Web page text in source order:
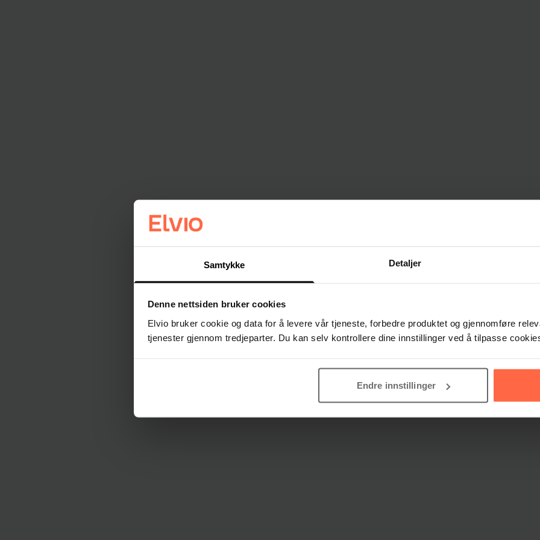
Samtykke Detaljer
Denne nettsiden bruker cookies
Elvio bruker cookie og data for å levere vår tjeneste, forbedre produktet og gjennomføre
tjenester gjennom tredjeparter. Du kan selv kontrollere dine innstillinger ved å tilpasse
Endre innstillinger